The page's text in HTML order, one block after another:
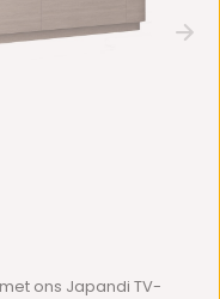
ons Japandi TV-